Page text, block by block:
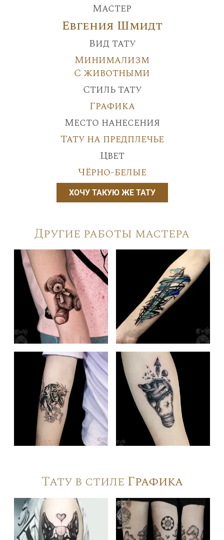
Мастер
Евгения Шмидт
Вид тату
Минимализм
С животными
Стиль тату
Графика
Место нанесения
Тату на предплечье
Цвет
Чёрно-белые
ХОЧУ ТАКУЮ ЖЕ ТАТУ
Другие работы мастера
Тату в стиле Графика